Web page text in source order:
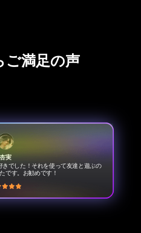
ご満足の声
杏実
でした！それを使って友達と遊ぶの
です。お勧めです！